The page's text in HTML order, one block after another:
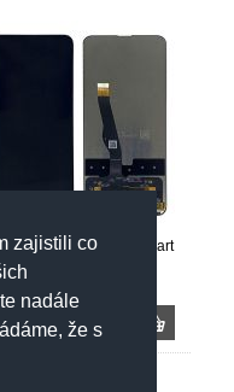
zajistili co
nadále
že s
P Smart Pro, P Smart
9X LCD displej +
Black / černý - verze 2
nedostupné
EUR)